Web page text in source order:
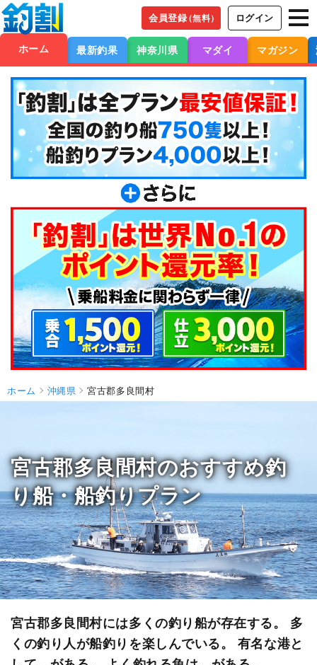
会員登録（無料） ログイン
ホーム 最新釣果 神奈川県 マダイ マガジン
ホーム 沖縄県 宮古郡多良間村
宮古郡多良間村のおすすめ釣
り船・船釣りプラン
宮古郡多良間村には多くの釣り船が存在する。 多
くの釣り人が船釣りを楽しんでいる。 有名な港と